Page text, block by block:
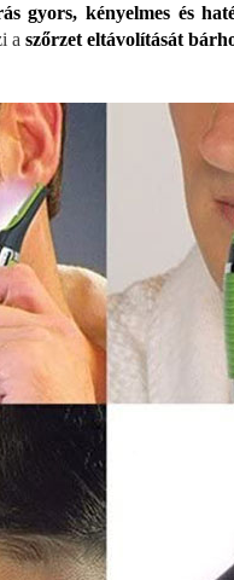
gyors, kényelmes és
a szőrzet eltávolítását